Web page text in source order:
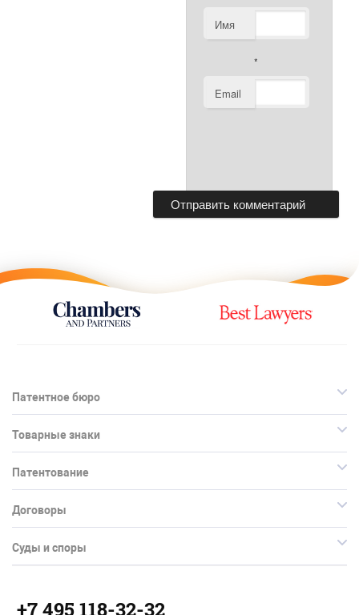
Имя
Email
*
Патентное бюро
Товарные знаки
Патентование
Договоры
Суды и споры
+7 495 118-32-32